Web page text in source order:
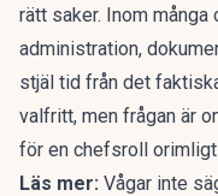
rätt saker. Inom
administration,
stjäl tid från det
valfritt, men frågan är
för en chefsroll orimligt
Läs mer: Vågar inte